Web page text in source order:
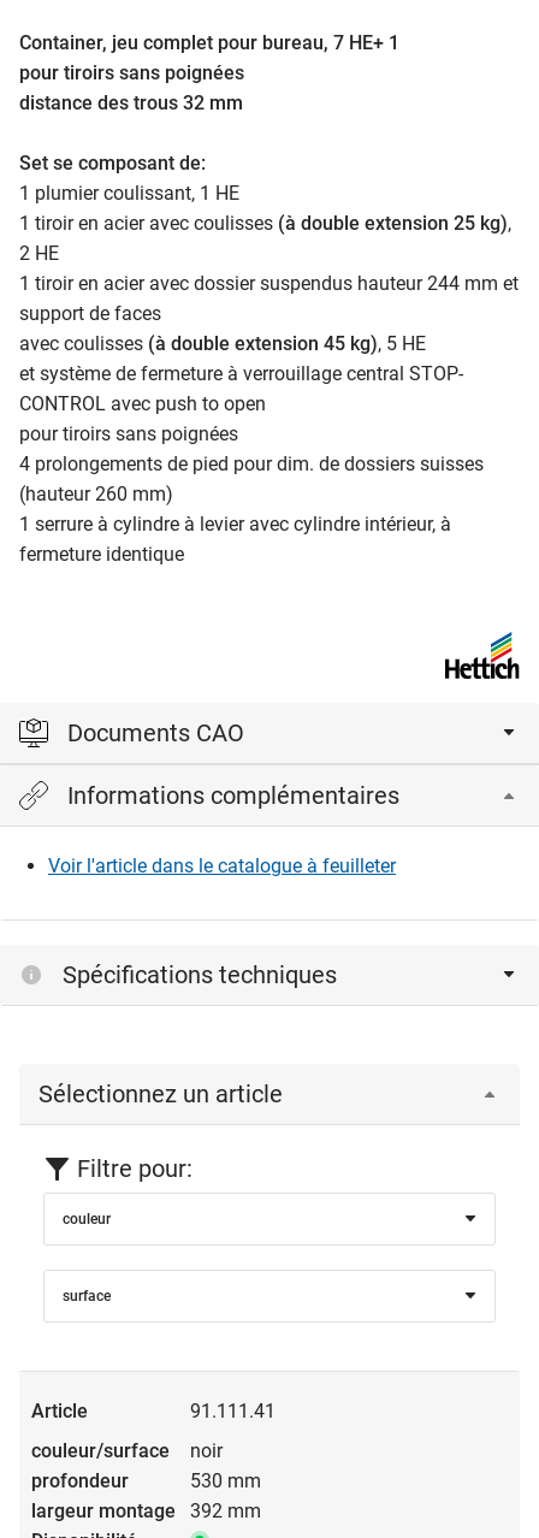
Container, jeu complet pour bureau, 7 HE+ 1
pour tiroirs sans poignées
distance des trous 32 mm
Set se composant de:
1 plumier coulissant, 1 HE
1 tiroir en acier avec coulisses (à double extension 25 kg),
2 HE
1 tiroir en acier avec dossier suspendus hauteur 244 mm et
support de faces
avec coulisses (à double extension 45 kg), 5 HE
et système de fermeture à verrouillage central STOP-
CONTROL avec push to open
pour tiroirs sans poignées
4 prolongements de pied pour dim. de dossiers suisses
(hauteur 260 mm)
​​​​​​​1 serrure à cylindre à levier avec cylindre intérieur, à
fermeture identique
Documents CAO
Veuillez vous connecter pour afficher et télécharger les
fichiers CAD.
Connexion
Informations complémentaires
Voir l'article dans le catalogue à feuilleter
Spécifications techniques
Sélectionnez un article
Filtre pour:
couleur
surface
91.111.41
noir
530 mm
392 mm